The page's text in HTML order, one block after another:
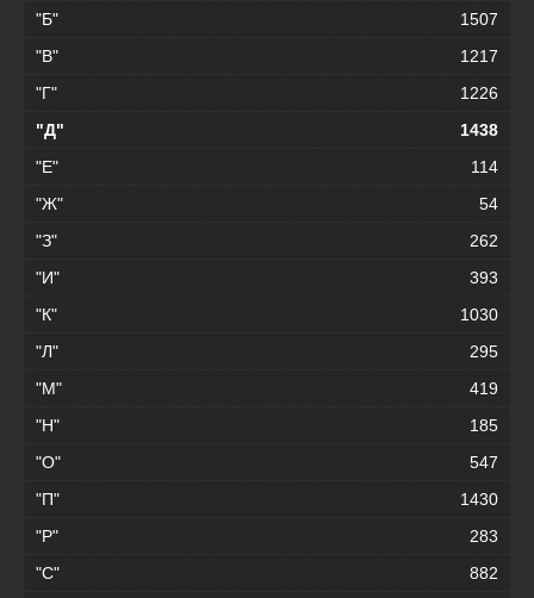
"Б"
1507
"В"
1217
"Г"
1226
"Д"
1438
"Е"
114
"Ж"
54
"З"
262
"И"
393
"К"
1030
"Л"
295
"М"
419
"Н"
185
"О"
547
"П"
1430
"Р"
283
"С"
882